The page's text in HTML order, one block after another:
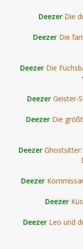
Deezer Die
Deezer Die
Deezer Die
Deezer Geister-
Deezer Die
Deezer
Deezer
Deezer
Deezer Leo und